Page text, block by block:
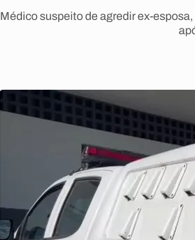
Médico suspeito de agredir ex-